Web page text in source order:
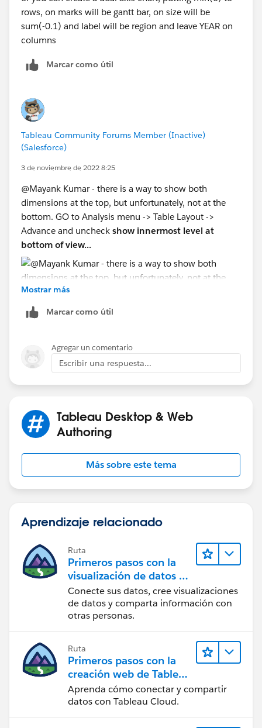
rows, on marks will be gantt bar, on size will be
sum(-0.1) and label will be region and leave YEAR on
columns
Marcar como útil
Tableau Community Forums Member (Inactive)
(Salesforce)
3 de noviembre de 2022 8:25
@Mayank Kumar​ - there is a way to show both
dimensions at the top, but unfortunately, not at the
bottom. GO to Analysis menu -> Table Layout ->
Advance and uncheck show innermost level at
bottom of view...
Mostrar más
Marcar como útil
Agregar un comentario
Escribir una respuesta...
Tableau Desktop & Web
Authoring
Más sobre este tema
Aprendizaje relacionado
Ruta
Primeros pasos con la
visualización de datos en
Tableau Desktop
Conecte sus datos, cree visualizaciones
de datos y comparta información con
otras personas.
Ruta
Primeros pasos con la
creación web de Tableau
Cloud
Aprenda cómo conectar y compartir
datos con Tableau Cloud.